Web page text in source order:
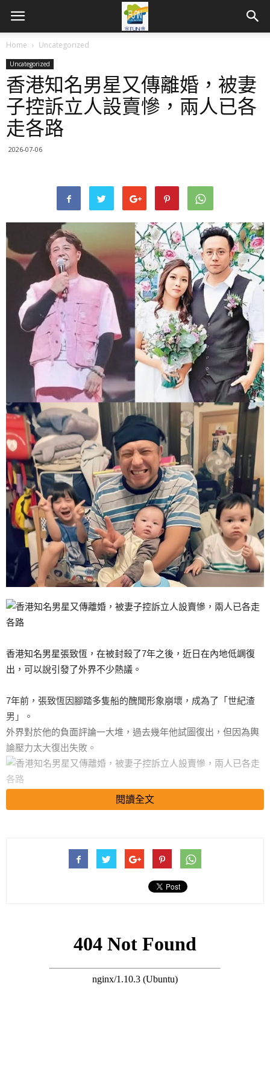
Home Uncategorized
Uncategorized
香港知名男星又傳離婚，被妻
子控訴立人設賣慘，兩人已各
走各路
2026-07-06
香港知名男星張致恆，在被封殺了7年之後，近日在內地低調復
出，可以說引發了外界不少熱議。
7年前，張致恆因腳踏多隻船的醜聞形象崩壞，成為了「世紀渣
男」。
外界對於他的負面評論一大堆，過去幾年他試圖復出，但因為輿
論壓力太大復出失敗。
但最近一年，張致恆突然開始「洗白」。
為了養家，他不怕辛苦做搬運工人賺錢。
令人意外的是，張致恆的妻子雯雯，卻在社交媒體上吐槽他：賣
慘！甚至還直言，和張致恆已經各走各路，兩人也再度曝出了離
閱讀全文